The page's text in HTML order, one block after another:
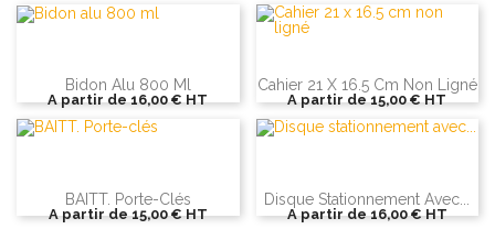
Bidon Alu 800 Ml
A partir de16,00 €HT
Cahier 21 X 16.5 Cm Non Ligné
A partir de15,00 €HT
BAITT. Porte-Clés
A partir de15,00 €HT
Disque Stationnement Avec...
A partir de16,00 €HT